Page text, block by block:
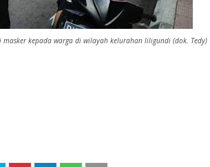
masker kepada warga di wilayah kelurahan liligundi (dok. Tedy)